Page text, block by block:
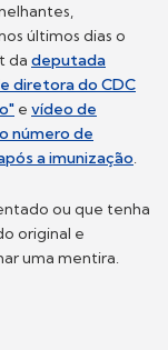
últimos dias o
da deputada
diretora do CDC
e vídeo de
número de
a imunização.
ou que tenha
original e
uma mentira.